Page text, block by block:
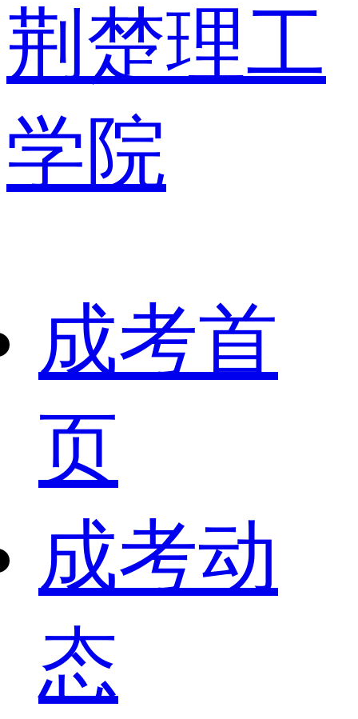
荆楚理工
学院
成考首
页
成考动
态